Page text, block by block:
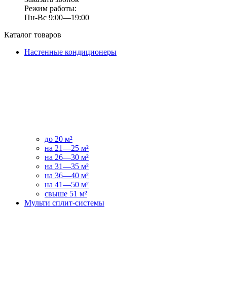
Режим работы:
Пн-Вс 9:00—19:00
Каталог товаров
Настенные кондиционеры
до 20 м²
на 21—25 м²
на 26—30 м²
на 31—35 м²
на 36—40 м²
на 41—50 м²
свыше 51 м²
Мульти сплит-системы